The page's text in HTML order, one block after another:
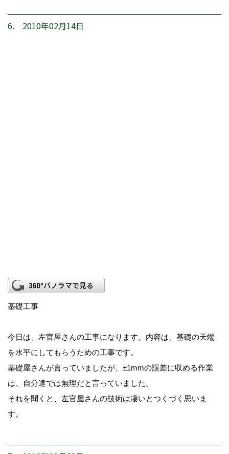
6. 2010年02月14日
基礎工事
今日は、左官屋さんの工事になります。内容は、基礎の天端
を水平にしてもらうための工事です。
基礎屋さんが言っていましたが、±1mmの誤差に収める作業
は、自分達では無理だと言っていました。
それを聞くと、左官屋さんの技術は凄いとつくづく思いま
す。